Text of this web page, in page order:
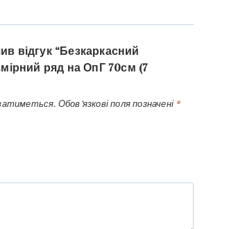
відгук “Безкаркасний
ряд на ОпГ 70см (7
Обов’язкові поля позначені *